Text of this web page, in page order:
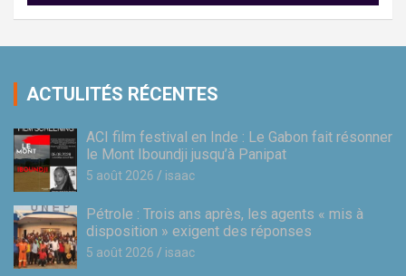
ACTULITÉS RÉCENTES
ACI film festival en Inde : Le Gabon fait résonner
le Mont Iboundji jusqu’à Panipat
5 août 2026 isaac
Pétrole : Trois ans après, les agents « mis à
disposition » exigent des réponses
5 août 2026 isaac